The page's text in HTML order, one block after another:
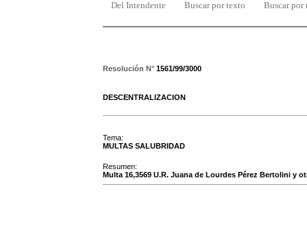
Del Intendente Buscar por texto Buscar por
Resolución N° 1561/99/3000
DESCENTRALIZACION
Tema:
MULTAS SALUBRIDAD
Resumen:
Multa 16,3569 U.R. Juana de Lourdes Pérez Bertolini y